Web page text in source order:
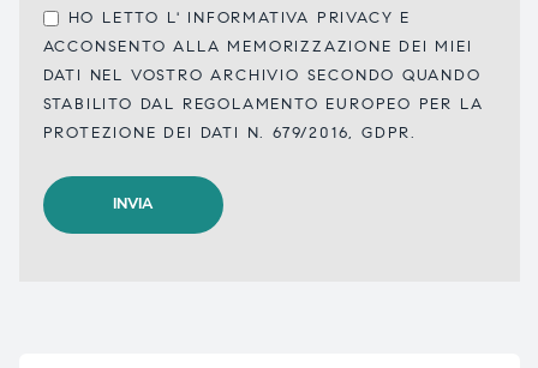
HO LETTO L' INFORMATIVA PRIVACY E
ACCONSENTO ALLA MEMORIZZAZIONE DEI MIEI
DATI NEL VOSTRO ARCHIVIO SECONDO QUANDO
STABILITO DAL REGOLAMENTO EUROPEO PER LA
PROTEZIONE DEI DATI N. 679/2016, GDPR.